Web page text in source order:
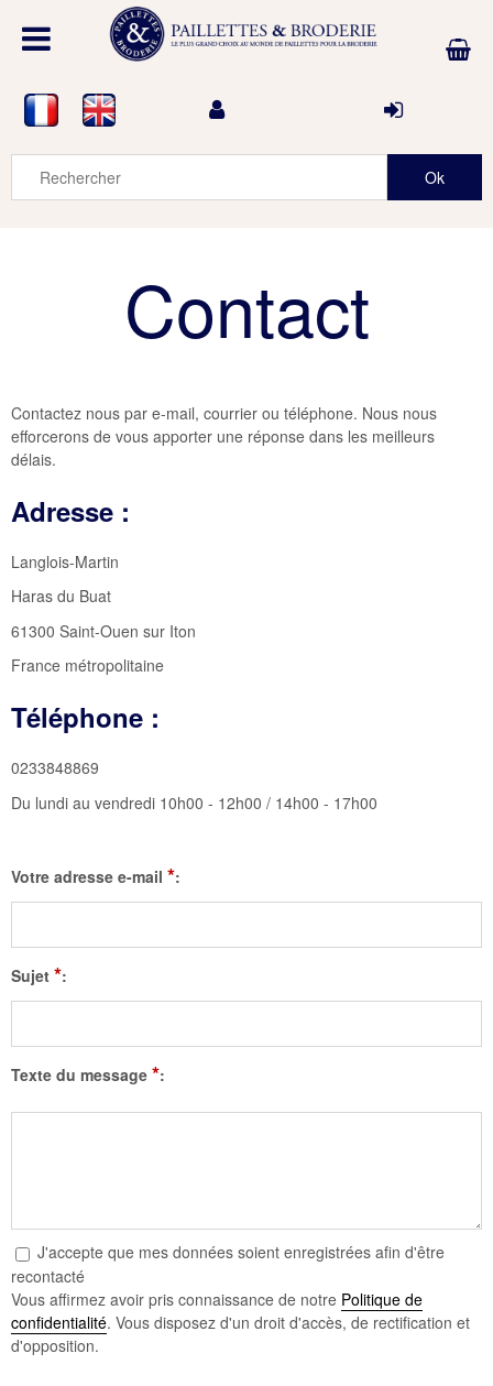
Contact
Contactez nous par e-mail, courrier ou téléphone. Nous nous
efforcerons de vous apporter une réponse dans les meilleurs
délais.
Adresse :
Langlois-Martin
Haras du Buat
61300 Saint-Ouen sur Iton
France métropolitaine
Téléphone :
0233848869
Du lundi au vendredi 10h00 - 12h00 / 14h00 - 17h00
Votre adresse e-mail *:
Sujet *:
Texte du message *:
J'accepte que mes données soient enregistrées afin d'être
recontacté
Vous affirmez avoir pris connaissance de notre Politique de
confidentialité. Vous disposez d'un droit d'accès, de rectification et
d'opposition.